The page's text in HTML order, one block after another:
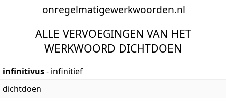
onregelmatigewerkwoorden.nl
ALLE VERVOEGINGEN VAN HET
WERKWOORD DICHTDOEN
infinitivus- infinitief
dichtdoen